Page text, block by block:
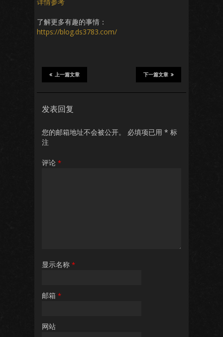
了解更多有趣的事情：
https://blog.ds3783.com/
下一篇文章
上一篇文章
发表回复
您的邮箱地址不会被公开。 必填项已用 * 标
注
评论 *
显示名称 *
邮箱 *
网站